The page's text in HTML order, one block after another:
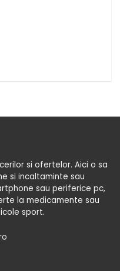
si ofertelor. Aici o sa
si incaltaminte sau
sau periferice pc,
la medicamente sau
sport.